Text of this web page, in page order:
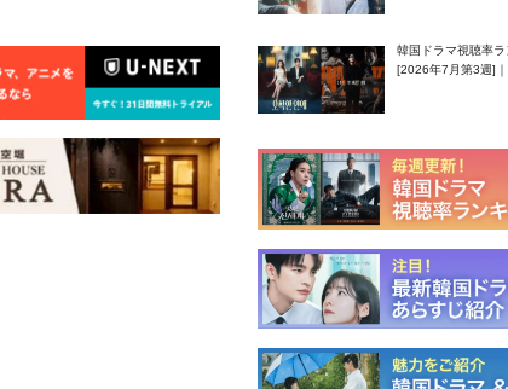
韓国ドラマ視聴率
[2026年7月第3週]｜